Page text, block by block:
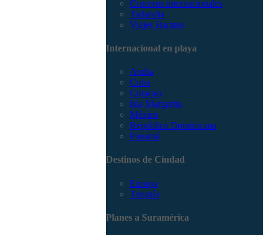
Cruceros internacionales
Tailandia
Viajes Baratos
Internacional en playa
Aruba
Cuba
Curacao
Isla Margarita
México
República Dominicana
Panamá
Destinos de Ciudad
Europa
Turquía
Planes a Suramérica